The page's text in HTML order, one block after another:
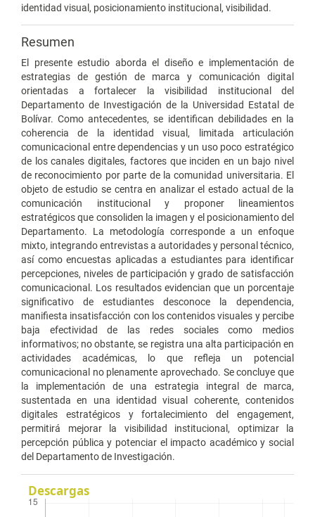
identidad visual, posicionamiento institucional, visibilidad.
Resumen
El presente estudio aborda el diseño e implementación de
estrategias de gestión de marca y comunicación digital
orientadas a fortalecer la visibilidad institucional del
Departamento de Investigación de la Universidad Estatal de
Bolívar. Como antecedentes, se identifican debilidades en la
coherencia de la identidad visual, limitada articulación
comunicacional entre dependencias y un uso poco estratégico
de los canales digitales, factores que inciden en un bajo nivel
de reconocimiento por parte de la comunidad universitaria. El
objeto de estudio se centra en analizar el estado actual de la
comunicación institucional y proponer lineamientos
estratégicos que consoliden la imagen y el posicionamiento del
Departamento. La metodología corresponde a un enfoque
mixto, integrando entrevistas a autoridades y personal técnico,
así como encuestas aplicadas a estudiantes para identificar
percepciones, niveles de participación y grado de satisfacción
comunicacional. Los resultados evidencian que un porcentaje
significativo de estudiantes desconoce la dependencia,
manifiesta insatisfacción con los contenidos visuales y percibe
baja efectividad de las redes sociales como medios
informativos; no obstante, se registra una alta participación en
actividades académicas, lo que refleja un potencial
comunicacional no plenamente aprovechado. Se concluye que
la implementación de una estrategia integral de marca,
sustentada en una identidad visual coherente, contenidos
digitales estratégicos y fortalecimiento del engagement,
permitirá mejorar la visibilidad institucional, optimizar la
percepción pública y potenciar el impacto académico y social
del Departamento de Investigación.
Descargas